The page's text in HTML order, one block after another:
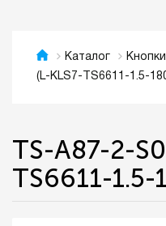
Каталог
(L-KLS7-TS6611-1.5-
TS-A87-2-
TS6611-1.5-